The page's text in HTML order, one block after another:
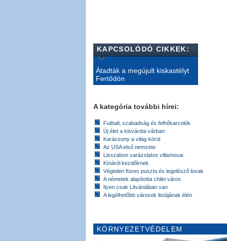
KAPCSOLÓDÓ CIKKEK:
Átadták a megújult kiskastélyt
Fertődön
A kategória további hírei:
Futball, szabadság és felhőkarcolók
Új élet a kisvárdai várban
Karácsony a világ körül
Az USA első nemzete
Lisszabon varázslatos villamosai
Kínáról kezdőknek
Végtelen füves puszta és legelésző lovak
A németek alapította chilei város
Ilyen csak Litvániában van
A legélhetőbb városok listájának élén
KÖRNYEZETVÉDELEM